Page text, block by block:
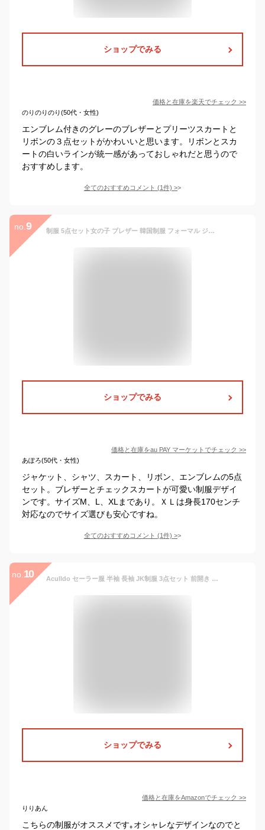
ショップでみる
価格と在庫を楽天でチェック >>
のりのりのり(50代・女性)
エンブレム付きのグレーのブレザーとプリーツスカートと
リボンの３点セットがかわいいと思います。リボンとスカ
ートの白いラインが統一感があっておしゃれだと思うので
おすすめします。
全てのおすすめコメント (1件) >
no. 9 制服 5点セット女の子 ブレザー 韓国制服 フォーマル ジャケット スカート シャツ リボン タイ 入学式 卒業式 小学校 高校生 結婚式 svj-
ショップでみる
価格と在庫をau PAY マーケット でチェック >>
あぽろ(50代・女性)
ジャケット、シャツ、スカート、リボン、エンブレムの5点
セット。ブレザーとチェックスカートが可愛い制服デザイ
ンです。サイズM、L、XLまであり。ＸＬは身長170センチ
対応なのでサイズ選びも安心ですね。
全てのおすすめコメント (1件) >
no. 10 Aculldo セーラー服 半袖 長袖 JK制服 3点セット 前開き 可愛い コスプレ 女子制服 学生服 女子高校生 高校生 学生 制服 コスチューム 仮装 本格制服 大きいサイズ (M,長袖)
ショップでみる
価格と在庫をAmazonでチェック >>
りりあん
こちらの制服がオススメです｡オシャレなデザインなのでと